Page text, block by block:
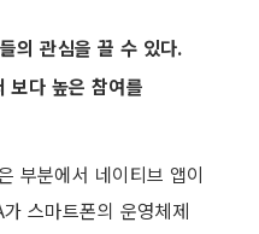
의 관심을 끌 수 있다.
보다 높은 참여를
부분에서 네이티브 앱이
스마트폰의 운영체제